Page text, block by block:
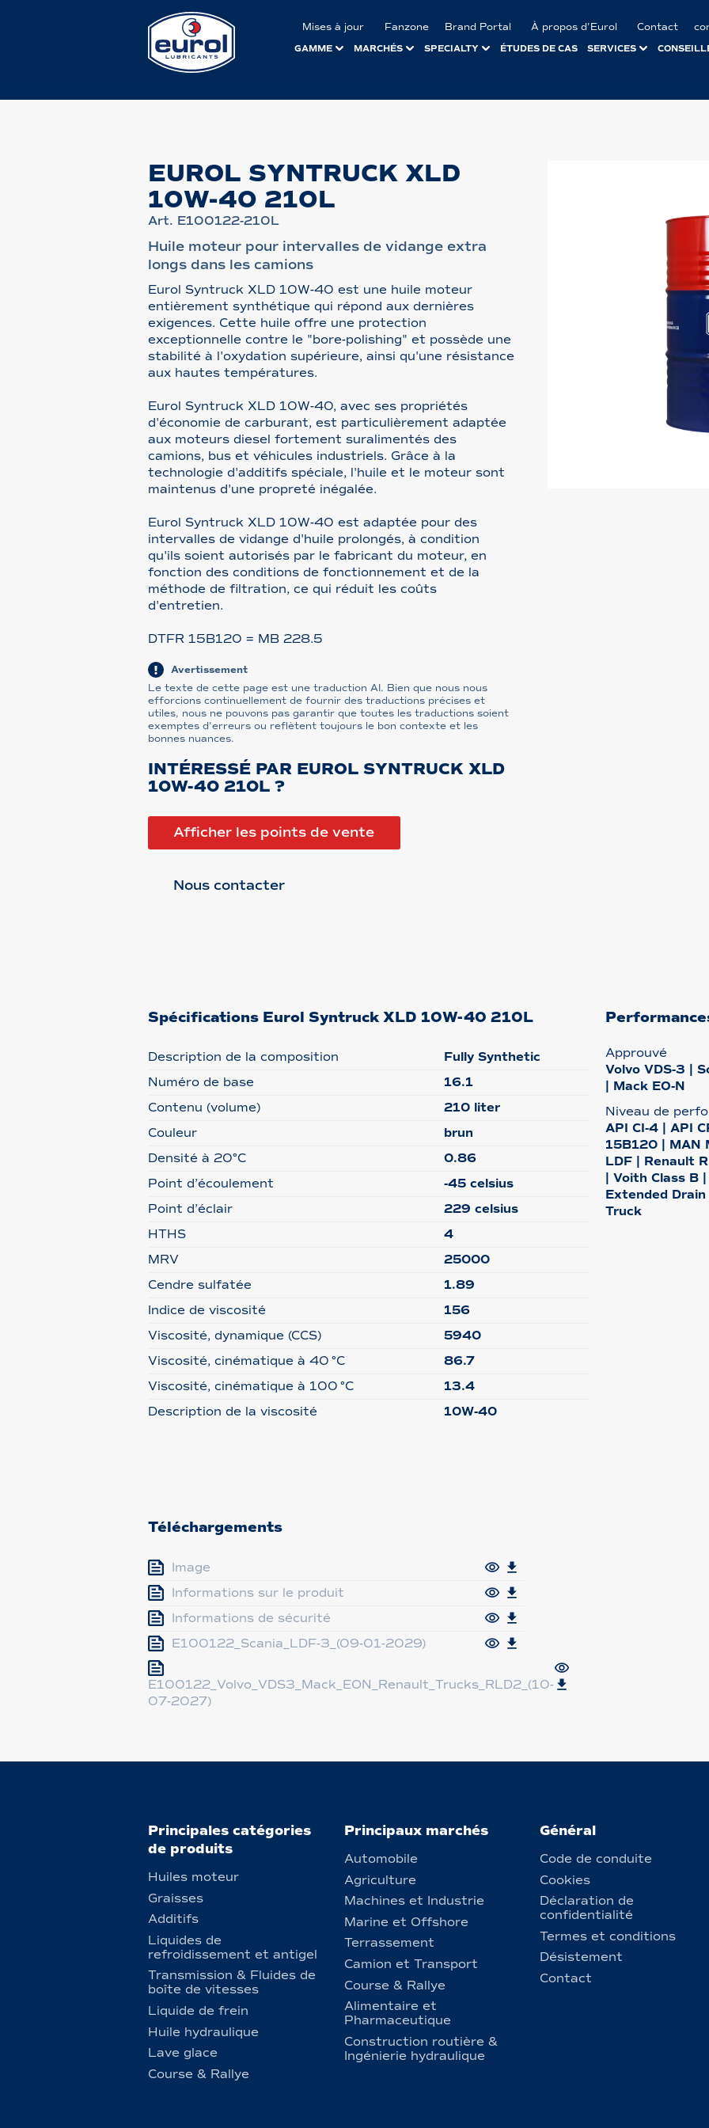
Mises à jour Fanzone Brand Portal À propos d'Eurol Contact
GAMME
MARCHÉS SPECIALTY ÉTUDES DE CAS SERVICES
EUROL SYNTRUCK XLD
10W-40 210L
Art. E100122-210L
Huile moteur pour intervalles de vidange extra
longs dans les camions
Eurol Syntruck XLD 10W-40 est une huile moteur
entièrement synthétique qui répond aux dernières
exigences. Cette huile offre une protection
exceptionnelle contre le "bore-polishing" et possède une
stabilité à l'oxydation supérieure, ainsi qu'une résistance
aux hautes températures.
Eurol Syntruck XLD 10W-40, avec ses propriétés
d'économie de carburant, est particulièrement adaptée
aux moteurs diesel fortement suralimentés des
camions, bus et véhicules industriels. Grâce à la
technologie d'additifs spéciale, l'huile et le moteur sont
maintenus d'une propreté inégalée.
Eurol Syntruck XLD 10W-40 est adaptée pour des
intervalles de vidange d'huile prolongés, à condition
qu'ils soient autorisés par le fabricant du moteur, en
fonction des conditions de fonctionnement et de la
méthode de filtration, ce qui réduit les coûts
d'entretien.
DTFR 15B120 = MB 228.5
Avertissement
Le texte de cette page est une traduction AI. Bien que nous nous
efforcions continuellement de fournir des traductions précises et
utiles, nous ne pouvons pas garantir que toutes les traductions soient
exemptes d'erreurs ou reflètent toujours le bon contexte et les
bonnes nuances.
INTÉRESSÉ PAR EUROL SYNTRUCK XLD
10W-40 210L ?
Afficher les points de vente
Nous contacter
Spécifications Eurol Syntruck XLD 10W-40 210L
Description de la composition
Fully Synthetic
Numéro de base
16.1
Contenu (volume)
210 liter
Couleur
brun
Densité à 20°C
0.86
Point d’écoulement
-45 celsius
Point d’éclair
229 celsius
HTHS
4
MRV
25000
Cendre sulfatée
1.89
Indice de viscosité
156
Viscosité, dynamique (CCS)
5940
Viscosité, cinématique à 40 °C
86.7
Viscosité, cinématique à 100 °C
13.4
Description de la viscosité
10W-40
Approuvé
Volvo VDS-3 |
| Mack EO-N
Niveau de
API CI-4 | API
15B120 | MAN
LDF | Renault
| Voith Class B
Extended
Truck
Téléchargements
Image
Informations sur le produit
Informations de sécurité
E100122_Scania_LDF-3_(09-01-2029)
E100122_Volvo_VDS3_Mack_EON_Renault_Trucks_RLD2_(10-
07-2027)
Principales catégories
de produits
Huiles moteur
Graisses
Additifs
Liquides de
refroidissement et antigel
Transmission & Fluides de
boîte de vitesses
Liquide de frein
Huile hydraulique
Lave glace
Course & Rallye
Principaux marchés
Automobile
Agriculture
Machines et Industrie
Marine et Offshore
Terrassement
Camion et Transport
Course & Rallye
Alimentaire et
Pharmaceutique
Construction routière &
Ingénierie hydraulique
Général
Code de conduite
Cookies
Déclaration de
confidentialité
Termes et conditions
Désistement
Contact